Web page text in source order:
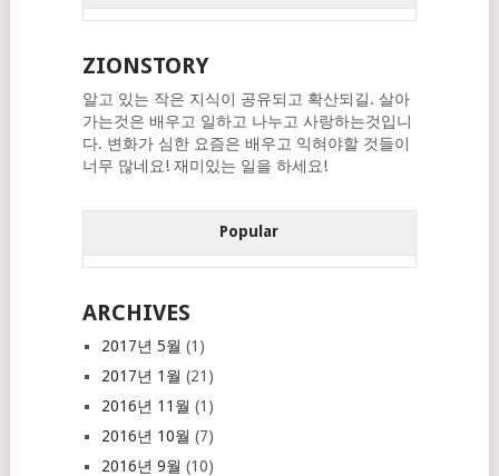
ZIONSTORY
알고 있는 작은 지식이 공유되고 확산되길. 살아
가는것은 배우고 일하고 나누고 사랑하는것입니
다. 변화가 심한 요즘은 배우고 익혀야할 것들이
너무 많네요! 재미있는 일을 하세요!
Popular
ARCHIVES
2017년 5월 (1)
2017년 1월 (21)
2016년 11월 (1)
2016년 10월 (7)
2016년 9월 (10)